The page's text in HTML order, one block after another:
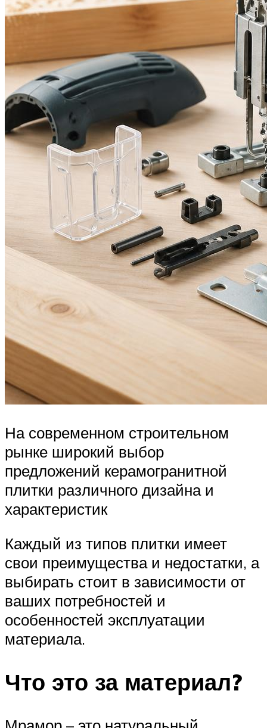
На современном строительном
рынке широкий выбор
предложений керамогранитной
плитки различного дизайна и
характеристик
Каждый из типов плитки имеет
свои преимущества и недостатки, а
выбирать стоит в зависимости от
ваших потребностей и
особенностей эксплуатации
материала.
Что это за материал?